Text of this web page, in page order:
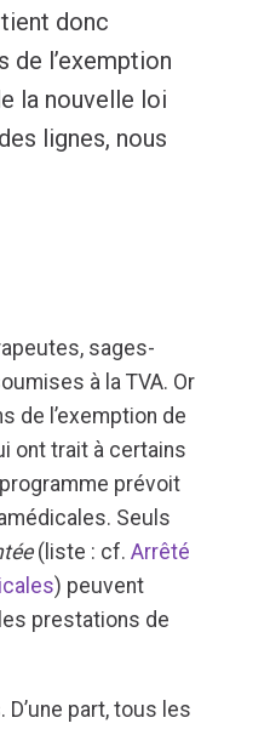
donc
de l’exemption
la nouvelle loi
lignes, nous
sages-
à la TVA. Or
de l’exemption de
ont trait à certains
prévoit
Seuls
(liste : cf.Arrêté
) peuvent
prestations de
part, tous les